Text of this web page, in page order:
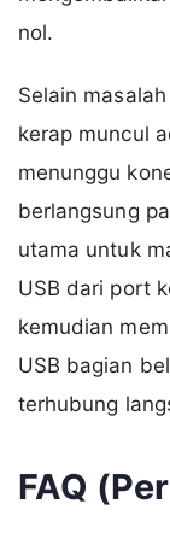
nol.
Selain
kerap muncul
menunggu
berlangsung
utama untuk
USB dari port
kemudian
USB bagian
terhubung
FAQ